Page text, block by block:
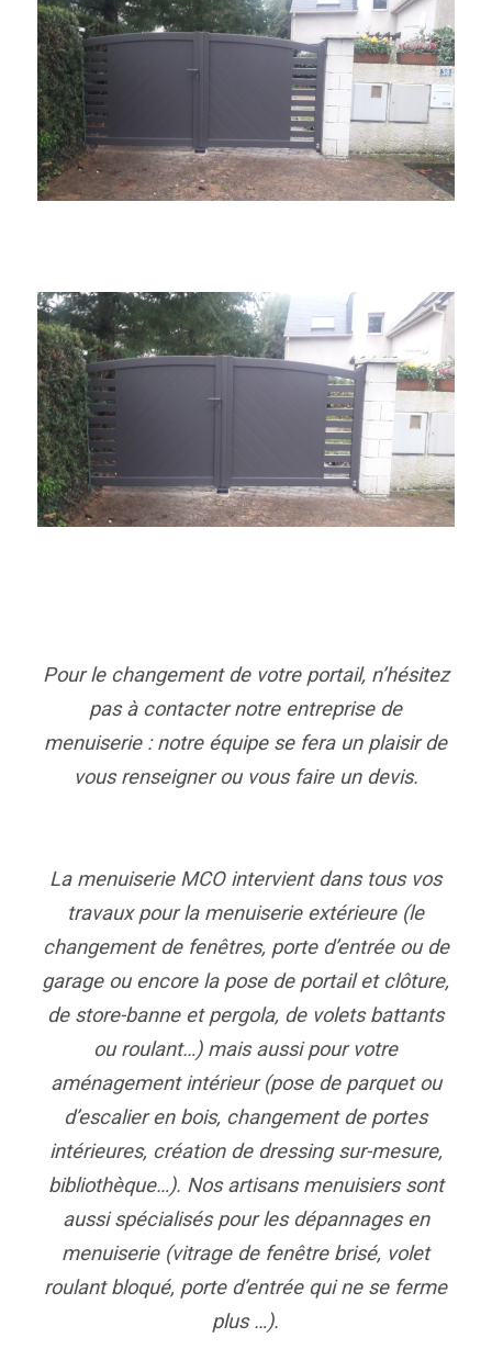
Pour le changement de votre portail, n’hésitez
pas à contacter notre entreprise de
menuiserie : notre équipe se fera un plaisir de
vous renseigner ou vous faire un devis.
La menuiserie MCO intervient dans tous vos
travaux pour la menuiserie extérieure(le
changement de fenêtres, porte d’entrée ou de
garage ou encore la pose de portail et clôture,
de store-banne et pergola, de volets battants
ou roulant…) mais aussi pour votre
aménagement intérieur (pose de parquet ou
d’escalier en bois, changement de portes
intérieures, création de dressing sur-mesure,
bibliothèque…). Nos artisans menuisiers sont
aussi spécialisés pour les dépannages en
menuiserie (vitrage de fenêtre brisé, volet
roulant bloqué, porte d’entrée qui ne se ferme
plus …).